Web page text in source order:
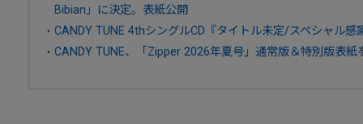
Bibian」に決定。表紙公開
CANDY TUNE 4thシングルCD『タイトル未定/スペシャル
CANDY TUNE、「Zipper 2026年夏号」通常版＆特別版表紙